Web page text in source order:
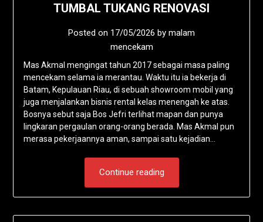
TUMBAL TUKANG RENOVASI
Posted on 17/05/2026 by malam
mencekam
Mas Akmal mengingat tahun 2017 sebagai masa paling
mencekam selama ia merantau. Waktu itu ia bekerja di
Batam, Kepulauan Riau, di sebuah showroom mobil yang
juga menjalankan bisnis rental kelas menengah ke atas.
Bosnya sebut saja Bos Jefri terlihat mapan dan punya
lingkaran pergaulan orang-orang berada. Mas Akmal pun
merasa pekerjaannya aman, sampai satu kejadian…
Continue reading